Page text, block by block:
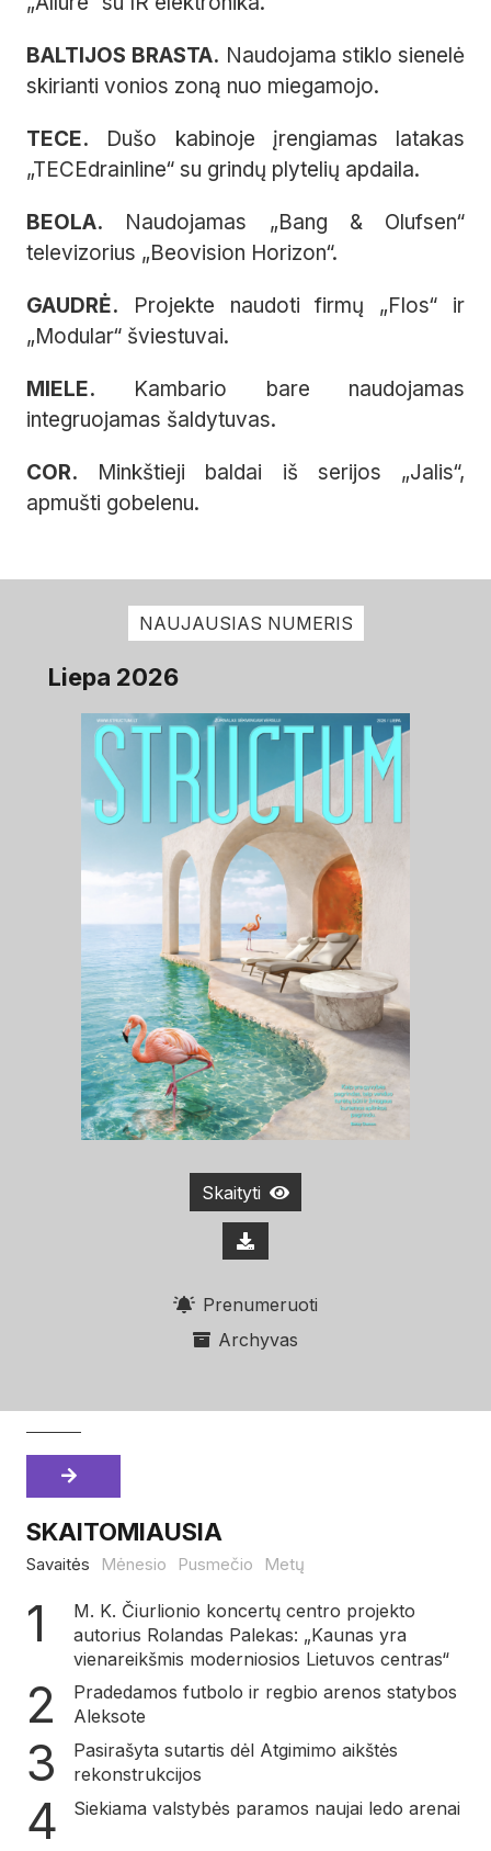
BALTIJOS BRASTA. Naudojama stiklo sienelė
skirianti vonios zoną nuo miegamojo.
TECE. Dušo kabinoje įrengiamas latakas
„TECEdrainline“ su grindų plytelių apdaila.
BEOLA. Naudojamas „Bang & Olufsen“
televizorius „Beovision Horizon“.
GAUDRĖ. Projekte naudoti firmų „Flos“ ir
„Modular“ šviestuvai.
MIELE. Kambario bare naudojamas
integruojamas šaldytuvas.
COR. Minkštieji baldai iš serijos „Jalis“,
apmušti gobelenu.
NAUJAUSIAS NUMERIS
Liepa 2026
Skaityti
Prenumeruoti
Archyvas
SKAITOMIAUSIA
Savaitės Mėnesio Pusmečio Metų
M. K. Čiurlionio koncertų centro projekto
autorius Rolandas Palekas: „Kaunas yra
vienareikšmis moderniosios Lietuvos centras“
Pradedamos futbolo ir regbio arenos statybos
Aleksote
Pasirašyta sutartis dėl Atgimimo aikštės
rekonstrukcijos
Siekiama valstybės paramos naujai ledo arenai